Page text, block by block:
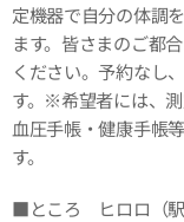
定機器で自分の体調
ます。皆さまのご都
ください。予約なし
す。※希望者には、
血圧手帳・健康手帳
す。
■ところ ヒロロ（駅